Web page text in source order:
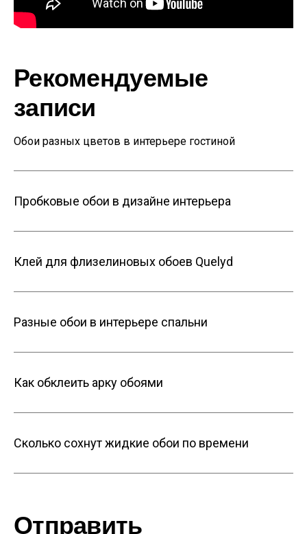
Рекомендуемые
записи
Обои разных цветов в интерьере гостиной
Пробковые обои в дизайне интерьера
Клей для флизелиновых обоев Quelyd
Разные обои в интерьере спальни
Как обклеить арку обоями
Сколько сохнут жидкие обои по времени
Отправить